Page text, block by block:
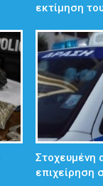
εκτίμηση
Στοχευμένη
επιχείρηση